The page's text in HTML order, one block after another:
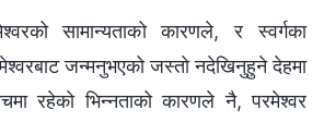
सामान्यताको कारणले, र स्वर्गका
जन्‍मनुभएको जस्तो नदेखिनुहुने देहमा
रहेको भिन्‍नताको कारणले नै, परमेश्‍वर